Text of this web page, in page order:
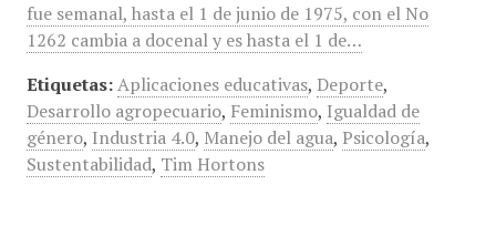
fue semanal, hasta el 1 de junio de 1975, con el No
1262 cambia a docenal y es hasta el 1 de…
Etiquetas: Aplicaciones educativas, Deporte,
Desarrollo agropecuario, Feminismo, Igualdad de
género, Industria 4.0, Manejo del agua, Psicología,
Sustentabilidad, Tim Hortons